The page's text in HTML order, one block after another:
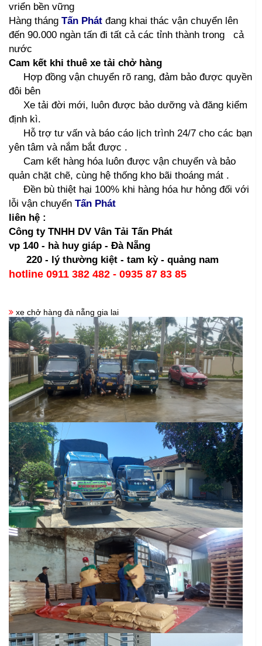
vriển bền vững
Hàng tháng Tấn Phát đang khai thác vận chuyển lên
đến 90.000 ngàn tấn đi tất cả các tỉnh thành trong cả
nước
Cam kết khi thuê xe tải chở hàng
Hợp đồng vận chuyển rõ rang, đảm bảo được quyền
đôi bên
Xe tải đời mới, luôn được bảo dưỡng và đăng kiểm
định kì.
Hỗ trợ tư vấn và báo cáo lịch trình 24/7 cho các bạn
yên tâm và nắm bắt được .
Cam kết hàng hóa luôn được vận chuyển và bảo
quản chặt chẽ, cùng hệ thống kho bãi thoáng mát .
Đền bù thiệt hại 100% khi hàng hóa hư hỏng đối với
lỗi vận chuyển Tấn Phát
liên hệ :
Công ty TNHH DV Vân Tải Tấn Phát
vp 140 - hà huy giáp - Đà Nẵng
220 - lý thường kiệt - tam kỳ - quảng nam
hotline 0911 382 482 - 0935 87 83 85
xe chở hàng đà nẵng gia lai